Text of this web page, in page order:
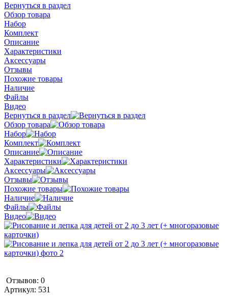
Вернуться в раздел
Обзор товара
Набор
Комплект
Описание
Характеристики
Аксессуары
Отзывы
Похожие товары
Наличие
Файлы
Видео
Вернуться в раздел
Обзор товара
Набор
Комплект
Описание
Характеристики
Аксессуары
Отзывы
Похожие товары
Наличие
Файлы
Видео
Отзывов: 0
Артикул: 531